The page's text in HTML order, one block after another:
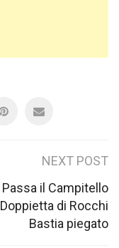
NEXT POST
Passa il Campitello
Doppietta di Rocchi
Bastia piegato